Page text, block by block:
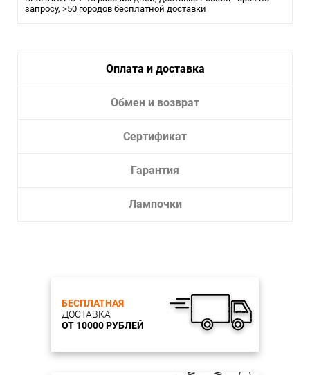
запросу, >50 городов бесплатной доставки
Оплата и доставка
Обмен и возврат
Сертификат
Гарантия
Лампочки
БЕСПЛАТНАЯ
ДОСТАВКА
ОТ 10000 РУБЛЕЙ